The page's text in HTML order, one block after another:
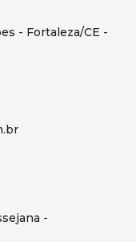
- Fortaleza/CE -
-